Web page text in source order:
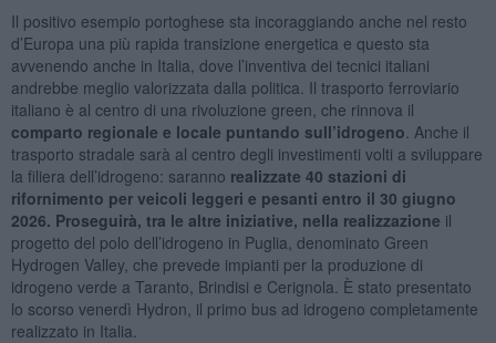
Il positivo esempio portoghese sta incoraggiando anche nel resto
d’Europa una più rapida transizione energetica e questo sta
avvenendo anche in Italia, dove l’inventiva dei tecnici italiani
andrebbe meglio valorizzata dalla politica. Il trasporto ferroviario
italiano è al centro di una rivoluzione green, che rinnova il
comparto regionale e locale puntando sull’idrogeno . Anche il
trasporto stradale sarà al centro degli investimenti volti a sviluppare
la filiera dell’idrogeno: saranno realizzate 40 stazioni di
rifornimento per veicoli leggeri e pesanti entro il 30 giugno
2026. Proseguirà, tra le altre iniziative, nella realizzazione il
progetto del polo dell’idrogeno in Puglia, denominato Green
Hydrogen Valley, che prevede impianti per la produzione di
idrogeno verde a Taranto, Brindisi e Cerignola. È stato presentato
lo scorso venerdì Hydron, il primo bus ad idrogeno completamente
realizzato in Italia.